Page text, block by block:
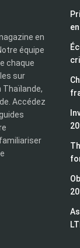
en
équipe
chaque
sur
Thaïlande,
Accédez